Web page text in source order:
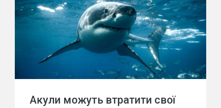
Акули можуть втратити свої